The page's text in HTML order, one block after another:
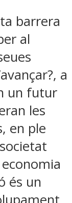
barrera
al
a
un futur
les
en ple
és un